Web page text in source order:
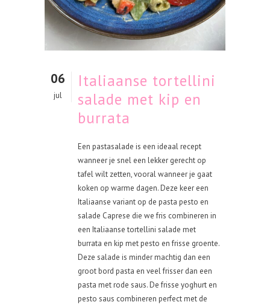
06
jul
Italiaanse tortellini
salade met kip en
burrata
Een pastasalade is een ideaal recept
wanneer je snel een lekker gerecht op
tafel wilt zetten, vooral wanneer je gaat
koken op warme dagen. Deze keer een
Italiaanse variant op de pasta pesto en
salade Caprese die we fris combineren in
een Italiaanse tortellini salade met
burrata en kip met pesto en frisse groente.
Deze salade is minder machtig dan een
groot bord pasta en veel frisser dan een
pasta met rode saus. De frisse yoghurt en
pesto saus combineren perfect met de